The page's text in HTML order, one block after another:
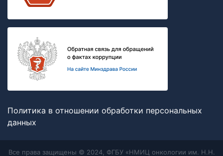
Политика в отношении обработки персональных
данных
Все права защищены © 2024, ФГБУ «НМИЦ онкологии им. Н.Н.